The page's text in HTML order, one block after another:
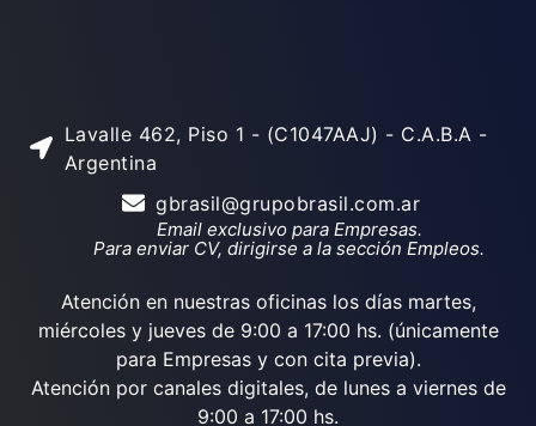
Lavalle 462, Piso 1 - (C1047AAJ) - C.A.B.A -
Argentina
gbrasil@grupobrasil.com.ar
Email exclusivo para Empresas.
Para enviar CV, dirigirse a la sección Empleos.
Atención en nuestras oficinas los días martes,
miércoles y jueves de 9:00 a 17:00 hs. (únicamente
para Empresas y con cita previa).
Atención por canales digitales, de lunes a viernes de
9:00 a 17:00 hs.